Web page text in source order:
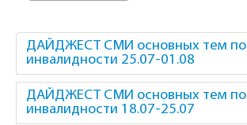
ДАЙДЖЕСТ СМИ основных тем по
инвалидности 25.07-01.08
ДАЙДЖЕСТ СМИ основных тем по
инвалидности 18.07-25.07